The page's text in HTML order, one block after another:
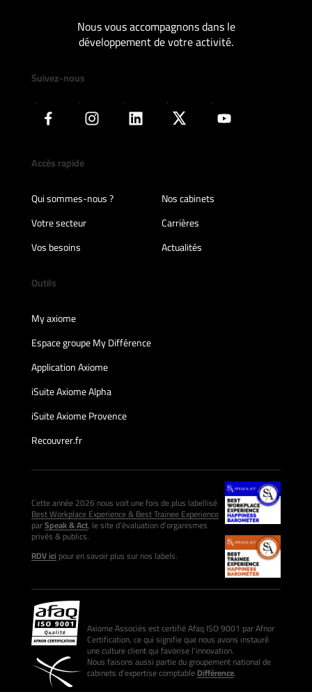
Nous vous accompagnons dans le
développement de votre activité.
Suivez-nous
Accès rapide
Qui sommes-nous ?
Nos cabinets
Votre secteur
Carrières
Vos besoins
Actualités
Outils
My axiome
Espace groupe My Différence
Application Axiome
iSuite Axiome Alpha
iSuite Axiome Provence
Recouvrer.fr
Cette année 2026 nous voit une fois de plus labellisé
Best Workplace Experience & Best Trainee Experience
parSpeak & Act, le site d’évaluation d’organismes
privés & publics.
RDV icipour en savoir plus sur nos labels.
Axiome Associés est certifié Afaq ISO 9001 par Afnor
Certification, ce qui signifie que nous avons instauré
une culture client qui favorise l’innovation.
Nous faisons aussi partie du groupement national de
cabinets d’expertise comptableDifférence.